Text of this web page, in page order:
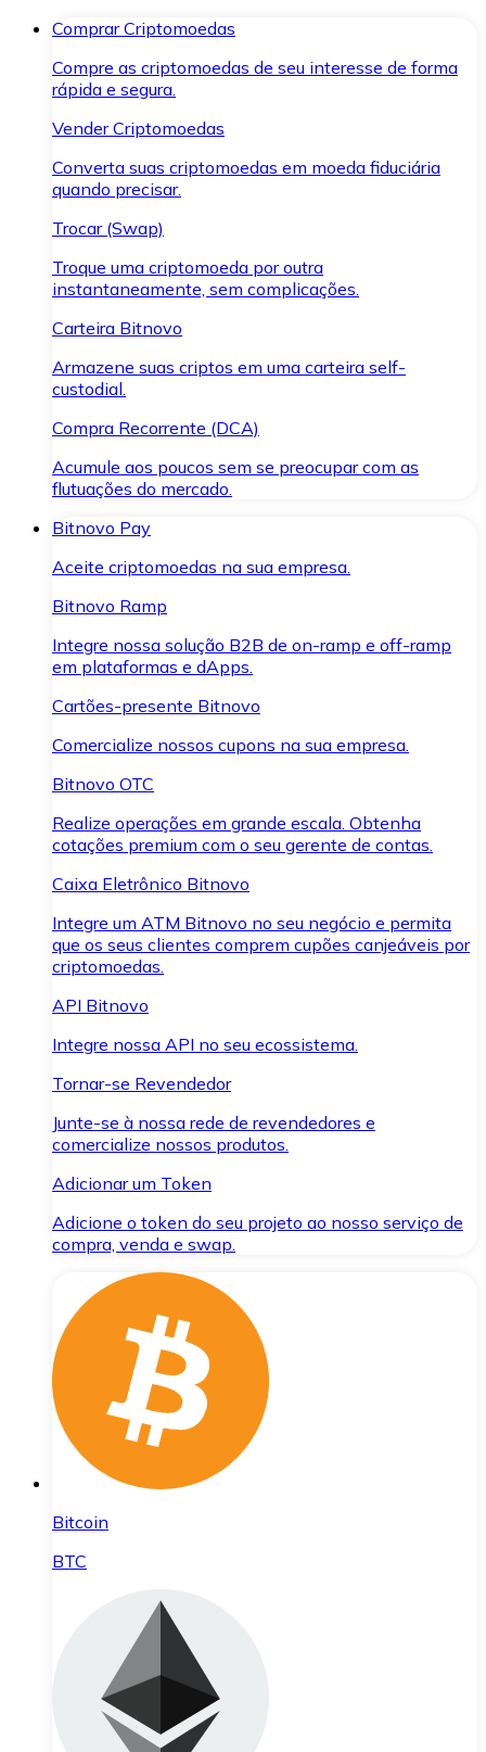
Comprar Criptomoedas
Compre as criptomoedas de seu interesse de forma
rápida e segura.
Vender Criptomoedas
Converta suas criptomoedas em moeda fiduciária
quando precisar.
Trocar (Swap)
Troque uma criptomoeda por outra
instantaneamente, sem complicações.
Carteira Bitnovo
Armazene suas criptos em uma carteira self-
custodial.
Compra Recorrente (DCA)
Acumule aos poucos sem se preocupar com as
flutuações do mercado.
Bitnovo Pay
Aceite criptomoedas na sua empresa.
Bitnovo Ramp
Integre nossa solução B2B de on-ramp e off-ramp
em plataformas e dApps.
Cartões-presente Bitnovo
Comercialize nossos cupons na sua empresa.
Bitnovo OTC
Realize operações em grande escala. Obtenha
cotações premium com o seu gerente de contas.
Caixa Eletrônico Bitnovo
Integre um ATM Bitnovo no seu negócio e permita
que os seus clientes comprem cupões canjeáveis por
criptomoedas.
API Bitnovo
Integre nossa API no seu ecossistema.
Tornar-se Revendedor
Junte-se à nossa rede de revendedores e
comercialize nossos produtos.
Adicionar um Token
Adicione o token do seu projeto ao nosso serviço de
compra, venda e swap.
Bitcoin
BTC